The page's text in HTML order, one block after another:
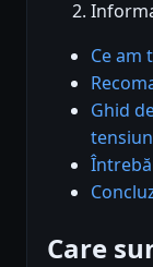
Ce am
Ghid
Care